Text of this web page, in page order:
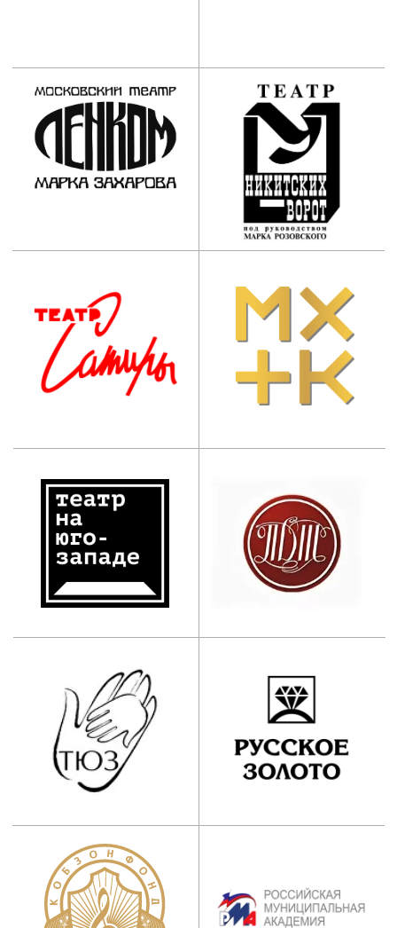
Приемная комиссия:
+7 (495) 955-70-95
Учебный отдел:
umo@mos-iti.ru
Приемная ректора:
+7 (495) 955-70-55
Дополнительное
+7 (965) 131-49-92
АНО ООВО “Институт
имени Народного артиста
СССР И.Д. Кобзона”
info@mos-iti.ru
г. Москва, ул. Ботаническая, д. 21